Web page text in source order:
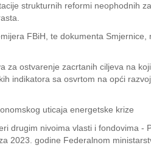
strukturnih reformi neophodnih
FBiH, te dokumenta
ostvarenje zacrtanih ciljeva na
indikatora sa osvrtom na opći
uticaja energetske krize
drugim nivoima vlasti i fondovima -
2023. godine Federalnom